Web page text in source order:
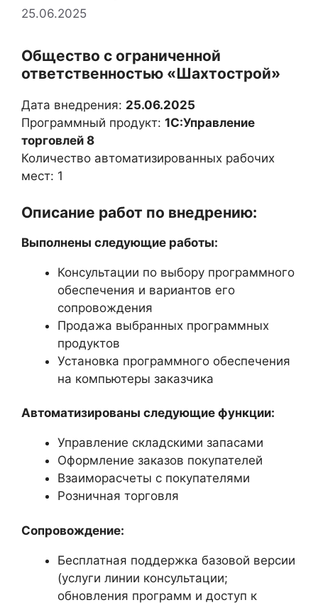
25.06.2025
Общество с ограниченной
ответственностью «Шахтострой»
Дата внедрения: 25.06.2025
Программный продукт: 1С:Управление
торговлей 8
Количество автоматизированных рабочих
мест: 1
Описание работ по внедрению:
Выполнены следующие работы:
Консультации по выбору программного
обеспечения и вариантов его
сопровождения
Продажа выбранных программных
продуктов
Установка программного обеспечения
на компьютеры заказчика
Автоматизированы следующие функции:
Управление складскими запасами
Оформление заказов покупателей
Взаиморасчеты с покупателями
Розничная торговля
Сопровождение:
Бесплатная поддержка базовой версии
(услуги линии консультации;
обновления программ и доступ к